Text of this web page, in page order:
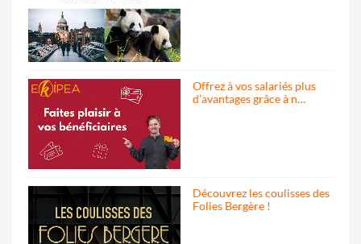
Offrez à vos salariés plus
d’avantages grâce à n…
Découvrez les coulisses des
Folies Bergère !